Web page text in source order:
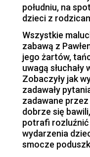
południu, na
dzieci z
Wszystkie
zabawą z
jego żartów,
uwagą
Zobaczyły jak
zadawały
zadawane
dobrze się
potrafi
wydarzenia
smocze